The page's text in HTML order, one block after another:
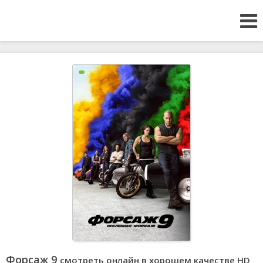
Форсаж 9 смотреть онлайн в хорошем качестве HD